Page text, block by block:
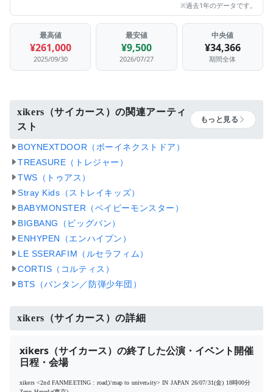
※過去1年のデータです。
最高値
¥261,000
2025/09/30
最安値
¥9,500
2026/07/27
中央値
¥34,366
期間全体
xikers（サイカース）の関連アーティ
スト
もっと見る
BOYNEXTDOOR（ボーイネクストドア）
TREASURE（トレジャー）
TWS（トゥアス）
Stray Kids（ストレイキッズ）
BABYMONSTER（ベイビーモンスター）
BIGBANG（ビッグバン）
ENHYPEN（エンハイプン）
LE SSERAFIM（ルセラフィム）
CORTIS（コルティス）
BTS（バンタン／防弾少年団）
xikers（サイカース）の詳細
xikers（サイカース）の終了した公演・イベント開催
日程・会場
xikers <2nd FANMEETING : road𝓨map to univer𝓍ity> IN JAPAN 26/07/31(金) 18時00分